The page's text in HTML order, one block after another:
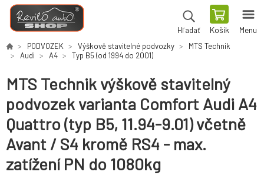
Hľadať Košík Menu
PODVOZEK Výškově stavitelné podvozky
MTS Technik
Audi
A4 Typ B5 (od 1994 do 2001)
MTS Technik výškově stavitelný
podvozek varianta Comfort Audi A4
Quattro (typ B5, 11.94-9.01) včetně
Avant / S4 kromě RS4 - max.
zatížení PN do 1080kg